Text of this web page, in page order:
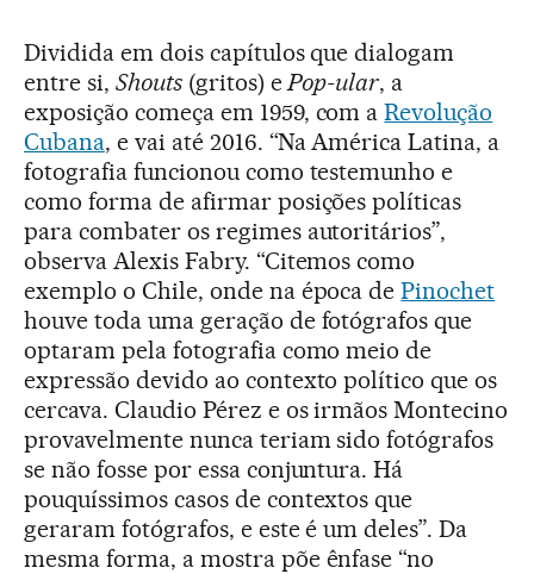
Dividida em dois capítulos que dialogam
entre si, Shouts(gritos) e Pop-ular, a
exposição começa em 1959, com aRevolução
Cubana, e vai até 2016. “Na América Latina, a
fotografia funcionou como testemunho e
como forma de afirmar posições políticas
para combater os regimes autoritários”,
observa Alexis Fabry. “Citemos como
exemplo o Chile, onde na época dePinochet
houve toda uma geração de fotógrafos que
optaram pela fotografia como meio de
expressão devido ao contexto político que os
cercava. Claudio Pérez e os irmãos Montecino
provavelmente nunca teriam sido fotógrafos
se não fosse por essa conjuntura. Há
pouquíssimos casos de contextos que
geraram fotógrafos, e este é um deles”. Da
mesma forma, a mostra põe ênfase “no